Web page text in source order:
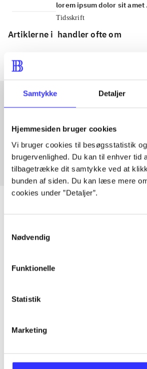
Samtykke Detaljer
Hjemmesiden bruger cookies
Vi bruger cookies til besøgsstatistik
brugervenlighed. Du kan til enhver tid
tilbagetrække dit samtykke ved at
bunden af siden. Du kan læse mere
cookies under ”Detaljer”.
Nødvendig
Funktionelle
Statistik
Marketing
lorem ipsum dolor sit amet
Tidsskrift
Artiklerne i handler ofte om
Fra
Artikler